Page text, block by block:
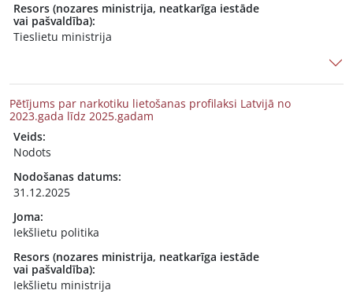
Resors (nozares ministrija, neatkarīga iestāde
vai pašvaldība):
Tieslietu ministrija
Pētījums par narkotiku lietošanas profilaksi Latvijā no
2023.gada līdz 2025.gadam
Veids:
Nodots
Nodošanas datums:
31.12.2025
Joma:
Iekšlietu politika
Resors (nozares ministrija, neatkarīga iestāde
vai pašvaldība):
Iekšlietu ministrija